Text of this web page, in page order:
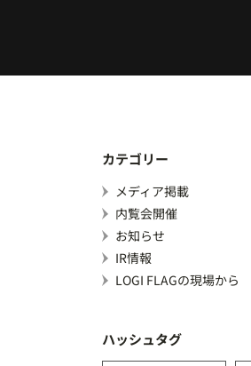
カテゴリー
メディア掲載
内覧会開催
お知らせ
IR情報
LOGI FLAGの現場から
ハッシュタグ